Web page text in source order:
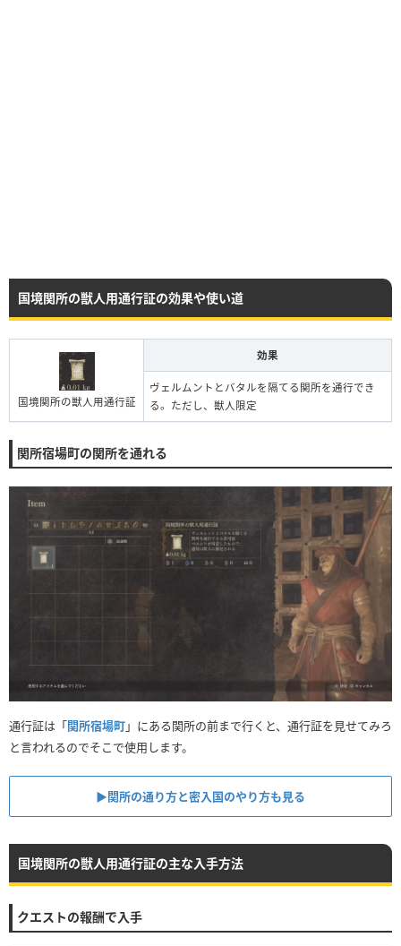
国境関所の獣人用通行証の効果や使い道
国境関所の獣人用通行証
効果
ヴェルムントとバタルを隔てる関所を通行でき
る。ただし、獣人限定
関所宿場町の関所を通れる
通行証は「関所宿場町」にある関所の前まで行くと、通行証を見せてみろ
と言われるのでそこで使用します。
▶︎関所の通り方と密入国のやり方も見る
国境関所の獣人用通行証の主な入手方法
クエストの報酬で入手